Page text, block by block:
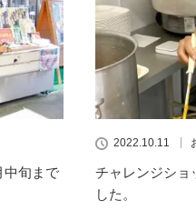
中旬まで
2022.10.11
チャレンジショ
した。